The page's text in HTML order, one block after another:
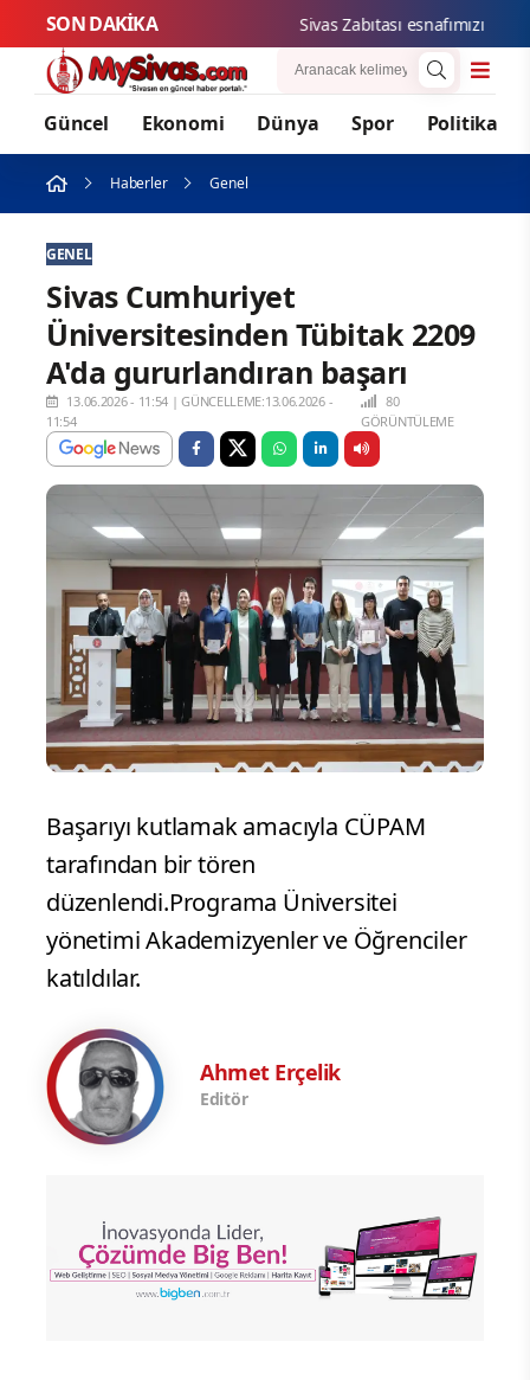
SON DAKİKA Sivas Zabıtası esnafımızın
Güncel Ekonomi Dünya Spor Politika
Haberler Genel
GENEL
Sivas Cumhuriyet
Üniversitesinden Tübitak 2209
A'da gururlandıran başarı
13.06.2026 - 11:54 |GÜNCELLEME:13.06.2026 -
11:54
80
GÖRÜNTÜLEME
Başarıyı kutlamak amacıyla CÜPAM
tarafından bir tören
düzenlendi.Programa Üniversitei
yönetimi Akademizyenler ve Öğrenciler
katıldılar.
Ahmet Erçelik
Editör